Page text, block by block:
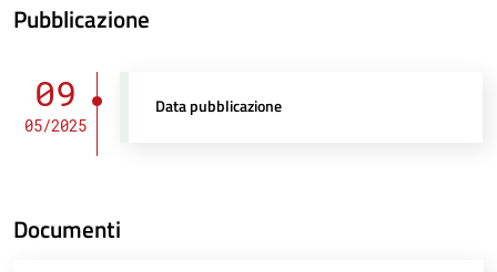
Pubblicazione
09
05/2025
Data pubblicazione
Documenti